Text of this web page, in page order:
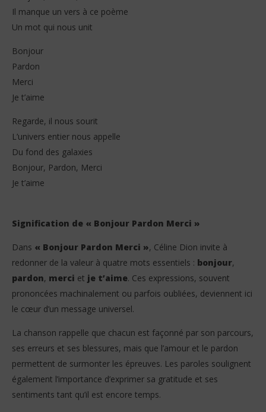
Il manque un vers à ce poème
Un mot qui nous unit
Bonjour
Pardon
Merci
Je t’aime
Regarde, il nous sourit
L’univers entier nous appelle
Du fond des galaxies
Bonjour, Pardon, Merci
Je t’aime
Signification de « Bonjour Pardon Merci »
Dans « Bonjour Pardon Merci », Céline Dion invite à
redonner de la valeur à quatre mots essentiels : bonjour,
pardon, merci et je t’aime. Ces expressions, souvent
prononcées machinalement ou parfois oubliées, deviennent ici
le cœur d’un message universel.
La chanson rappelle que chacun est façonné par son parcours,
ses erreurs et ses blessures, mais que l’amour et le pardon
permettent de surmonter les épreuves. Les paroles soulignent
également l’importance d’exprimer sa gratitude et ses
sentiments tant qu’il est encore temps.